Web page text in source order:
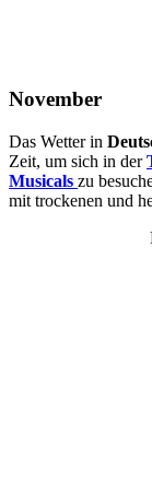
November
Das Wetter in
Zeit, um sich in der
Musicals zu
mit trockenen und